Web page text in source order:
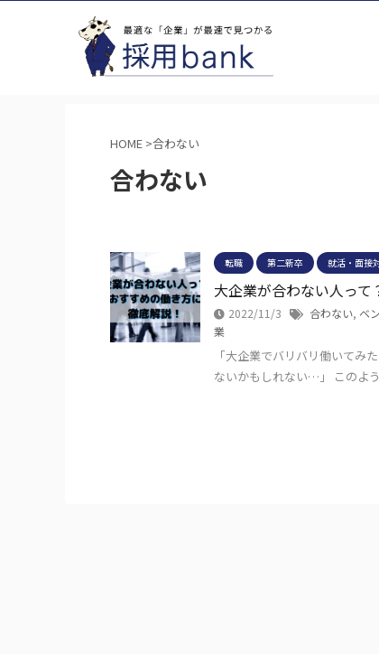
HOME >合わない
合わない
転職 第二新卒 就活・面接
大企業が合わない人っ
2022/11/3 合わない, ベ
業
「大企業でバリバリ働いてみ
ないかもしれない…」 このよ